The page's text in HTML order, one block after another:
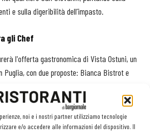
noi e i nostri partner utilizziamo tecnologie
e/o accedere alle informazioni del dispositivo. Il
e sulla digeribilità dell’impasto.
gli Chef
l'offerta gastronomica di Vista Ostuni, un
Puglia, con due proposte: Bianca Bistrot e
: Assume il ruolo di Executive Chef al Ca’ di Dio,
VRetreats a Venezia.